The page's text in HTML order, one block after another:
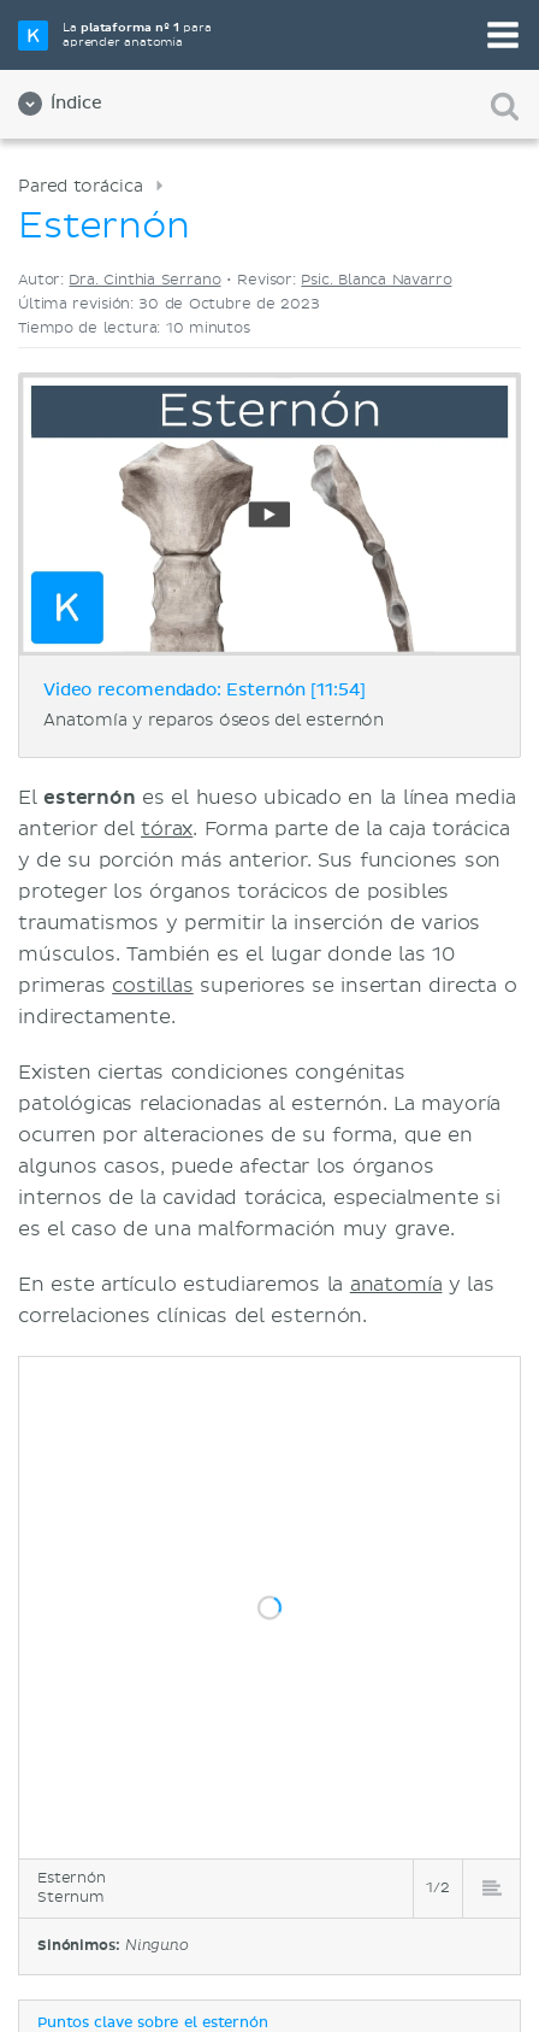
Laplataforma nº 1 para
aprender anatomía
Índice
Elige tu herramienta de estudio favorita
Videos
Pared torácica
Esternón
Autor: Dra. Cinthia Serrano• Revisor: Psic. Blanca Navarro
Última revisión: 30 de Octubre de 2023
Tiempo de lectura: 10 minutos
Video recomendado: Esternón [11:54]
Anatomía y reparos óseos del esternón
Esternón
Sternum
1/2
Sinónimos: Ninguno
Elesternón es el hueso ubicado en la línea media
anterior deltórax. Forma parte de la caja torácica
y de su porción más anterior. Sus funciones son
proteger los órganos torácicos de posibles
traumatismos y permitir la inserción de varios
músculos. También es el lugar donde las 10
primeras costillas superiores se insertan directa o
indirectamente.
Existen ciertas condiciones congénitas
patológicas relacionadas al esternón. La mayoría
ocurren por alteraciones de su forma, que en
algunos casos, puede afectar los órganos
internos de la cavidad torácica, especialmente si
es el caso de una malformación muy grave.
En este artículo estudiaremos la anatomía y las
correlaciones clínicas del esternón.
Puntos clave sobre el esternón